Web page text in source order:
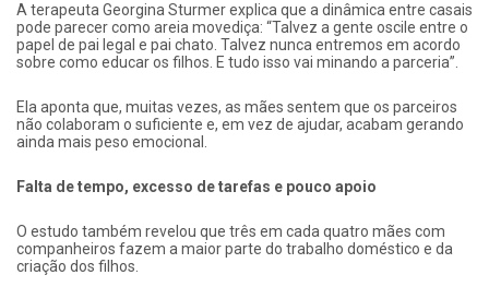
A terapeuta Georgina Sturmer explica que a dinâmica entre casais
pode parecer como areia movediça: “Talvez a gente oscile entre o
papel de pai legal e pai chato. Talvez nunca entremos em acordo
sobre como educar os filhos. E tudo isso vai minando a parceria”.
Ela aponta que, muitas vezes, as mães sentem que os parceiros
não colaboram o suficiente e, em vez de ajudar, acabam gerando
ainda mais peso emocional.
Falta de tempo, excesso de tarefas e pouco apoio
O estudo também revelou que três em cada quatro mães com
companheiros fazem a maior parte do trabalho doméstico e da
criação dos filhos.